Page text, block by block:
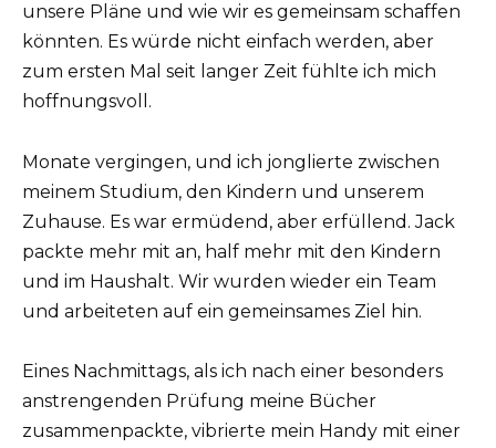
unsere Pläne und wie wir es gemeinsam schaffen
könnten. Es würde nicht einfach werden, aber
zum ersten Mal seit langer Zeit fühlte ich mich
hoffnungsvoll.
Monate vergingen, und ich jonglierte zwischen
meinem Studium, den Kindern und unserem
Zuhause. Es war ermüdend, aber erfüllend. Jack
packte mehr mit an, half mehr mit den Kindern
und im Haushalt. Wir wurden wieder ein Team
und arbeiteten auf ein gemeinsames Ziel hin.
Eines Nachmittags, als ich nach einer besonders
anstrengenden Prüfung meine Bücher
zusammenpackte, vibrierte mein Handy mit einer